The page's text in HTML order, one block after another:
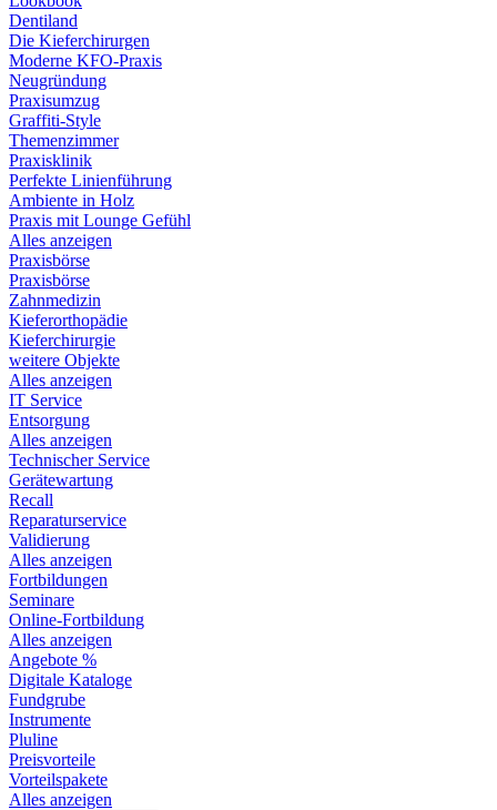
Dentiland
Die Kieferchirurgen
Moderne KFO-Praxis
Neugründung
Praxisumzug
Graffiti-Style
Themenzimmer
Praxisklinik
Perfekte Linienführung
Ambiente in Holz
Praxis mit Lounge Gefühl
Alles anzeigen
Praxisbörse
Praxisbörse
Zahnmedizin
Kieferorthopädie
Kieferchirurgie
weitere Objekte
Alles anzeigen
IT Service
Entsorgung
Alles anzeigen
Technischer Service
Gerätewartung
Recall
Reparaturservice
Validierung
Alles anzeigen
Fortbildungen
Seminare
Online-Fortbildung
Alles anzeigen
Angebote %
Digitale Kataloge
Fundgrube
Instrumente
Pluline
Preisvorteile
Vorteilspakete
Alles anzeigen